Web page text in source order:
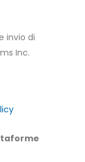
invio di
Inc.